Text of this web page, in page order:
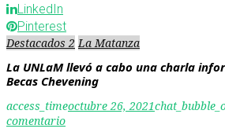
LinkedIn
Pinterest
Destacados 2 La Matanza
La UNLaM llevó a cabo una charla
Becas Chevening
access_timeoctubre 26, 2021
comentario